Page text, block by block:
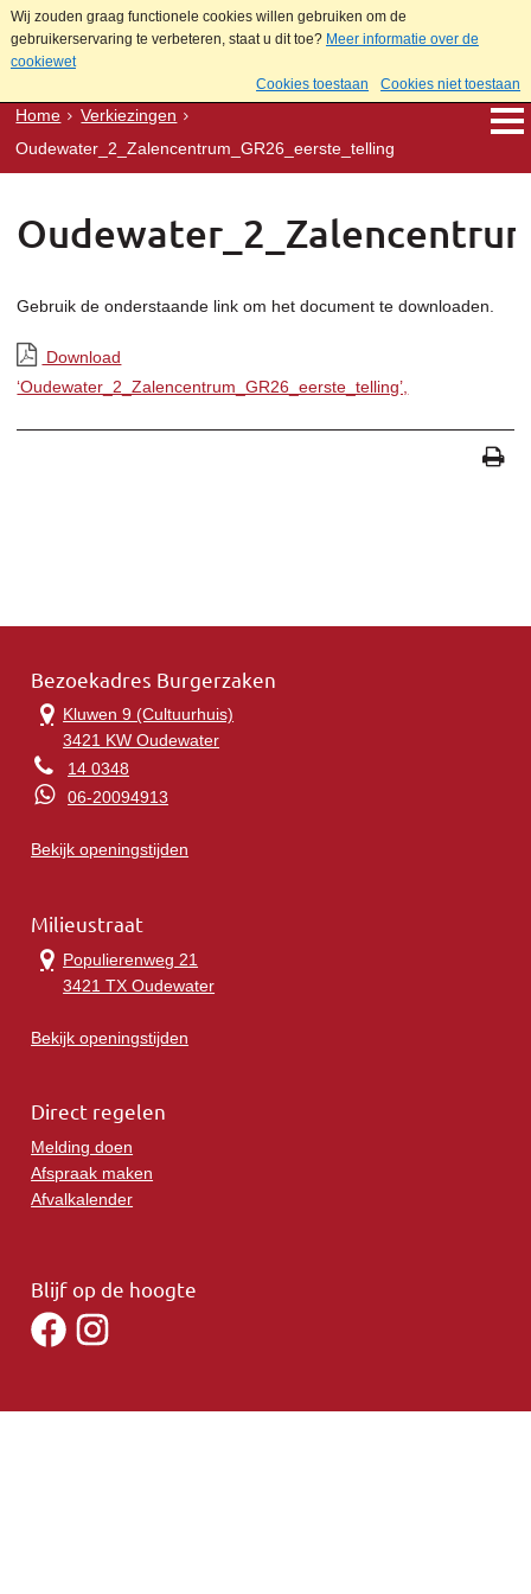
Wij zouden graag functionele cookies willen gebruiken om de
gebruikerservaring te verbeteren, staat u dit toe? Meer informatie over de
cookiewet
Cookies toestaan
Cookies niet toestaan
Home
Verkiezingen
Oudewater_2_Zalencentrum_GR26_eerste_telling
Gebruik de onderstaande link om het document te downloaden.
Download
‘Oudewater_2_Zalencentrum_GR26_eerste_telling’,
Bezoekadres Burgerzaken
Kluwen 9 (Cultuurhuis)
3421 KW Oudewater
14 0348
06-20094913
Bekijk openingstijden
Milieustraat
Populierenweg 21
3421 TX Oudewater
Bekijk openingstijden
Direct regelen
Melding doen
Afspraak maken
Afvalkalender
Blijf op de hoogte